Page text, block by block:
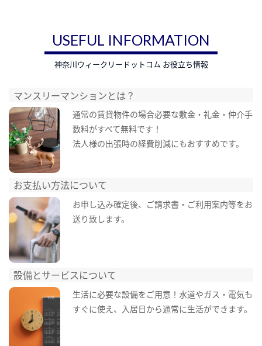
USEFUL INFORMATION
神奈川ウィークリードットコム お役立ち情報
マンスリーマンションとは？
通常の賃貸物件の場合必要な敷金・礼金・仲介手
数料がすべて無料です！
法人様の出張時の経費削減にもおすすめです。
お支払い方法について
お申し込み確定後、ご請求書・ご利用案内等をお
送り致します。
設備とサービスについて
生活に必要な設備をご用意！水道やガス・電気も
すぐに使え、入居日から通常に生活ができます。